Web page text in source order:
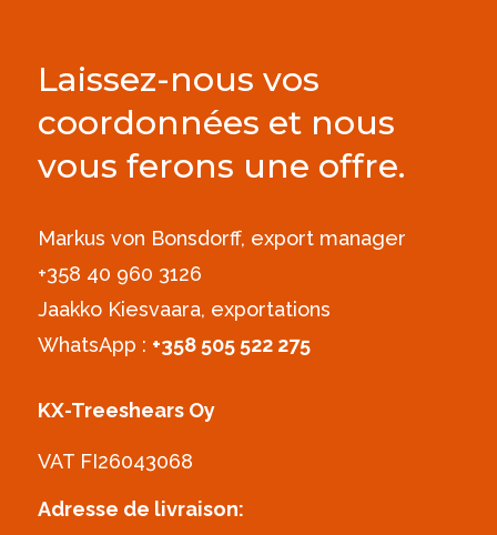
Laissez-nous vos
coordonnées et nous
vous ferons une offre.
Markus von Bonsdorff, export manager
+358 40 960 3126‪
Jaakko Kiesvaara, exportations
WhatsApp : +358 505 522 275
KX-Treeshears Oy
VAT FI26043068
Adresse de livraison: